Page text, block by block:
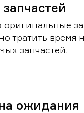
тратить время
запчастей.
ожидания